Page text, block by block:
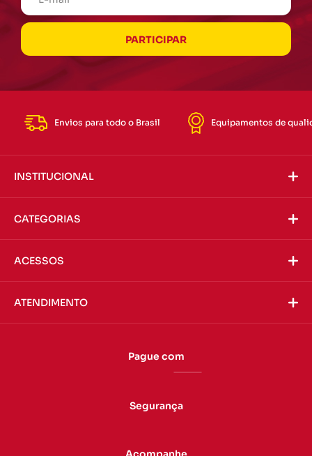
Envios para todo o Brasil Equipamentos de
INSTITUCIONAL
CATEGORIAS
ACESSOS
ATENDIMENTO
Pague com
Segurança